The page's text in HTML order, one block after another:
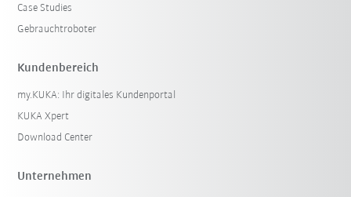
Case Studies
Gebrauchtroboter
Kundenbereich
my.KUKA: Ihr digitales Kundenportal
KUKA Xpert
Download Center
Unternehmen